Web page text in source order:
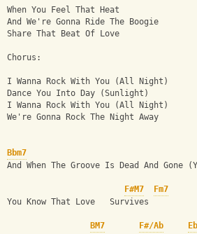
When You Feel That Heat
And We're Gonna Ride The Boogie
Share That Beat Of Love
Chorus:
I Wanna Rock With You (All Night)
Dance You Into Day (Sunlight)
I Wanna Rock With You (All Night)
We're Gonna Rock The Night Away
Bbm7
And When The Groove Is Dead And Gone
F#M7
Fm7
You Know That Love   Survives
BM7 F#/Ab